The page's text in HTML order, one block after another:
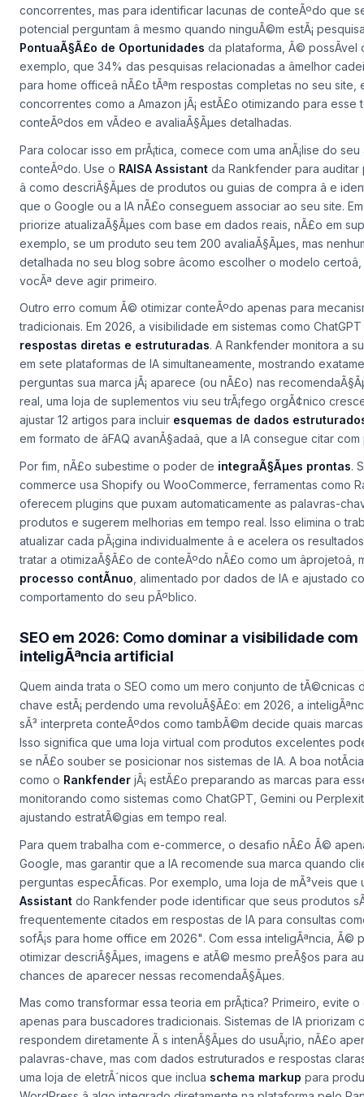
concorrentes, mas para identificar lacunas de conteÃºdo que
potencial perguntam â mesmo quando ninguÃ©m estÃ¡
PontuaÃ§Ã£o de Oportunidades da plataforma, Ã© possÃ­vel
exemplo, que 34% das pesquisas relacionadas a âmelhor
para home officeâ nÃ£o tÃªm respostas completas no seu site,
concorrentes como a Amazon jÃ¡ estÃ£o otimizando para esse
conteÃºdos em vÃ­deo e avaliaÃ§Ãµes detalhadas.
Para colocar isso em prÃ¡tica, comece com uma anÃ¡lise do seu
conteÃºdo. Use o RAISA Assistant da Rankfender para auditar
â como descriÃ§Ãµes de produtos ou guias de compra â e
que o Google ou a IA nÃ£o conseguem associar ao seu site.
priorize atualizaÃ§Ãµes com base em dados reais, nÃ£o em
exemplo, se um produto seu tem 200 avaliaÃ§Ãµes, mas
detalhada no seu blog sobre âcomo escolher o modelo
vocÃª deve agir primeiro.
Outro erro comum Ã© otimizar conteÃºdo apenas para
tradicionais. Em 2026, a visibilidade em sistemas como
respostas diretas e estruturadas. A Rankfender monitora a
em sete plataformas de IA simultaneamente, mostrando
perguntas sua marca jÃ¡ aparece (ou nÃ£o) nas
real, uma loja de suplementos viu seu trÃ¡fego orgÃ¢nico
ajustar 12 artigos para incluir esquemas de dados
em formato de âFAQ avanÃ§adaâ, que a IA consegue citar
Por fim, nÃ£o subestime o poder de integraÃ§Ãµes prontas.
commerce usa Shopify ou WooCommerce, ferramentas como
oferecem plugins que puxam automaticamente as palavras-
produtos e sugerem melhorias em tempo real. Isso elimina o
atualizar cada pÃ¡gina individualmente â e acelera os
tratar a otimizaÃ§Ã£o de conteÃºdo nÃ£o como um âprojetoâ,
processo contÃ­nuo , alimentado por dados de IA e ajustado
comportamento do seu pÃºblico.
SEO em 2026: Como dominar a visibilidade com
inteligÃªncia artificial
Quem ainda trata o SEO como um mero conjunto de tÃ©cnicas
chave estÃ¡ perdendo uma revoluÃ§Ã£o: em 2026, a
sÃ³ interpreta conteÃºdos como tambÃ©m decide quais
Isso significa que uma loja virtual com produtos excelentes
se nÃ£o souber se posicionar nos sistemas de IA. A boa
como o Rankfender jÃ¡ estÃ£o preparando as marcas para
monitorando como sistemas como ChatGPT, Gemini ou Perplexity
ajustando estratÃ©gias em tempo real.
Para quem trabalha com e-commerce, o desafio nÃ£o Ã©
Google, mas garantir que a IA recomende sua marca quando
perguntas especÃ­ficas. Por exemplo, uma loja de mÃ³veis que
Assistant do Rankfender pode identificar que seus produtos
frequentemente citados em respostas de IA para consultas
sofÃ¡s para home office em 2026". Com essa inteligÃªncia, Ã©
otimizar descriÃ§Ãµes, imagens e atÃ© mesmo preÃ§os para
chances de aparecer nessas recomendaÃ§Ãµes.
Mas como transformar essa teoria em prÃ¡tica? Primeiro, evite
apenas para buscadores tradicionais. Sistemas de IA priorizam
respondem diretamente Ã s intenÃ§Ãµes do usuÃ¡rio, nÃ£o
palavras-chave, mas com dados estruturados e respostas
uma loja de eletrÃ´nicos que inclua schema markup para